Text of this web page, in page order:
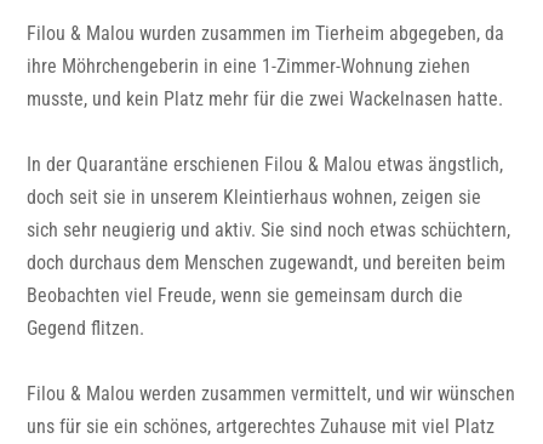
Filou & Malou wurden zusammen im Tierheim abgegeben, da
ihre Möhrchengeberin in eine 1-Zimmer-Wohnung ziehen
musste, und kein Platz mehr für die zwei Wackelnasen hatte.
In der Quarantäne erschienen Filou & Malou etwas ängstlich,
doch seit sie in unserem Kleintierhaus wohnen, zeigen sie
sich sehr neugierig und aktiv. Sie sind noch etwas schüchtern,
doch durchaus dem Menschen zugewandt, und bereiten beim
Beobachten viel Freude, wenn sie gemeinsam durch die
Gegend flitzen.
Filou & Malou werden zusammen vermittelt, und wir wünschen
uns für sie ein schönes, artgerechtes Zuhause mit viel Platz